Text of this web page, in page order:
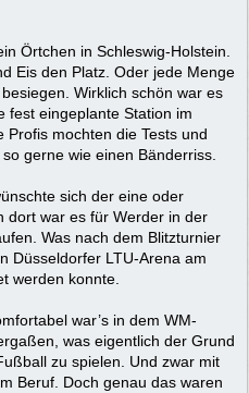
Örtchen in Schleswig-Holstein.
Eis den Platz. Oder jede Menge
Wirklich schön war es
fest eingeplante Station im
mochten die Tests und
gerne wie einen Bänderriss.
sich der eine oder
dort war es für Werder in der
Was nach dem Blitzturnier
Düsseldorfer LTU-Arena am
werden konnte.
war’s in dem WM-
was eigentlich der Grund
zu spielen. Und zwar mit
Beruf. Doch genau das waren